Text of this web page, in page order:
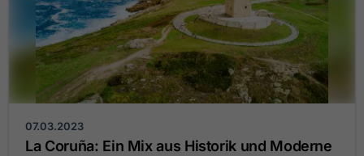
07.03.2023
La Coruña: Ein Mix aus Historik und Moderne